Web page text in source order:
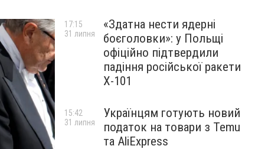
«Здатна нести ядерні
боєголовки»: у Польщі
офіційно підтвердили
падіння російської ракети
Х-101
17:15
31 липня
Українцям готують новий
податок на товари з Temu
та AliExpress
15:42
31 липня